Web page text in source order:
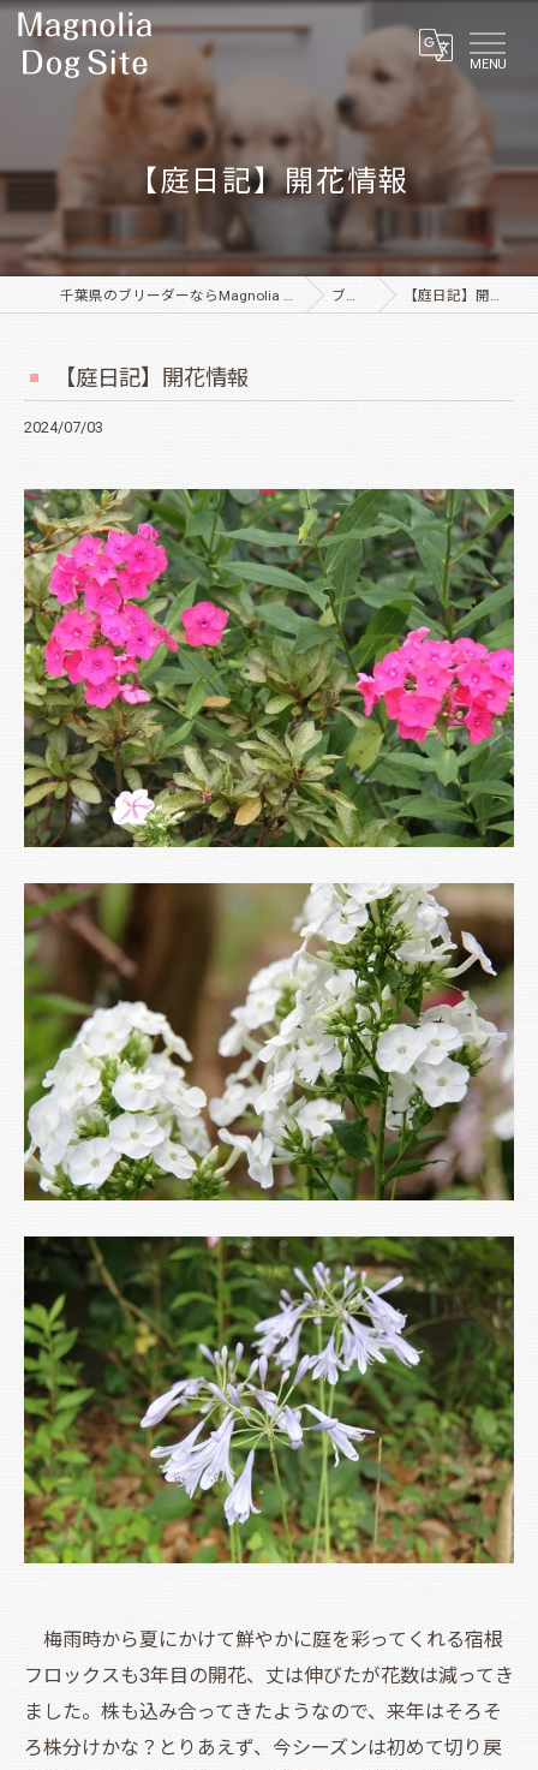
MENU
【庭日記】開花情報
千葉県のブリーダーならMagnolia Dog Site ブログ 【庭日記】開花情報
【庭日記】開花情報
2024/07/03
梅雨時から夏にかけて鮮やかに庭を彩ってくれる宿根
フロックスも3年目の開花、丈は伸びたが花数は減ってき
ました。株も込み合ってきたようなので、来年はそろそ
ろ株分けかな？とりあえず、今シーズンは初めて切り戻